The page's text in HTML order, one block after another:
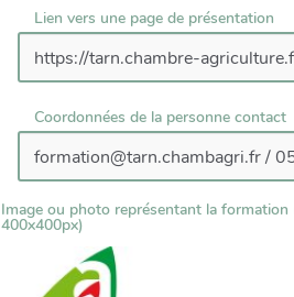
Lien vers une page de présentation
Coordonnées de la personne contact
Image ou photo représentant la
400x400px)